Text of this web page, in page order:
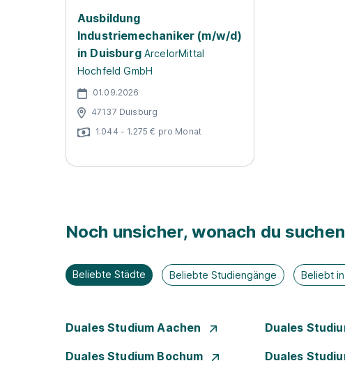
Ausbildung
Industriemechaniker (m/w/d)
in Duisburg ArcelorMittal
Hochfeld GmbH
01.09.2026
47137 Duisburg
1.044 - 1.275 € pro Monat
Noch unsicher, wonach du
Beliebte Städte Beliebte Studiengänge Beliebt
Duales Studium Aachen Duales
Duales Studium Bochum Duales